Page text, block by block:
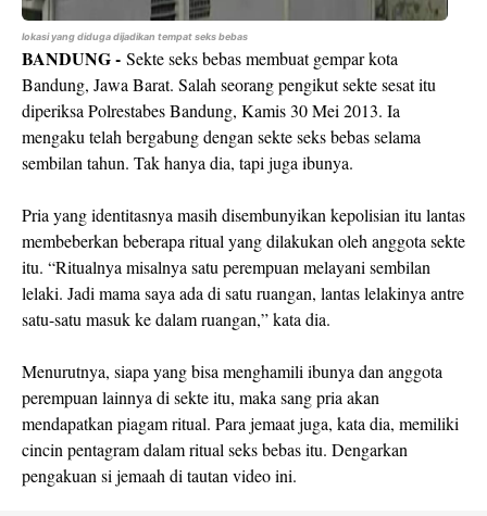
lokasi yang diduga dijadikan tempat seks bebas
BANDUNG - Sekte seks bebas membuat gempar kota
Bandung, Jawa Barat. Salah seorang pengikut sekte sesat itu
diperiksa Polrestabes Bandung, Kamis 30 Mei 2013. Ia
mengaku telah bergabung dengan sekte seks bebas selama
sembilan tahun. Tak hanya dia, tapi juga ibunya.
Pria yang identitasnya masih disembunyikan kepolisian itu lantas
membeberkan beberapa ritual yang dilakukan oleh anggota sekte
itu. “Ritualnya misalnya satu perempuan melayani sembilan
lelaki. Jadi mama saya ada di satu ruangan, lantas lelakinya antre
satu-satu masuk ke dalam ruangan,” kata dia.
Menurutnya, siapa yang bisa menghamili ibunya dan anggota
perempuan lainnya di sekte itu, maka sang pria akan
mendapatkan piagam ritual. Para jemaat juga, kata dia, memiliki
cincin pentagram dalam ritual seks bebas itu. Dengarkan
pengakuan si jemaah di tautan video ini.